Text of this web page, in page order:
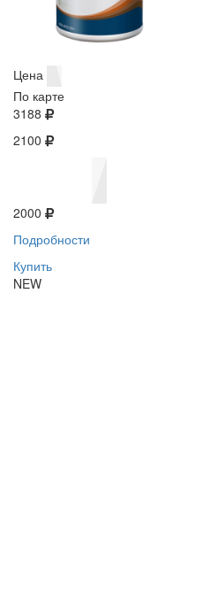
Цена
По карте
3188
2100
2000
Подробности
Купить
NEW